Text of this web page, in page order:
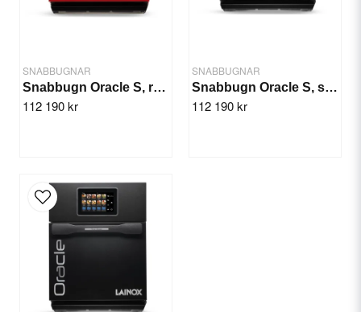
SNABBUGNAR
Snabbugn Oracle S, röd ORACRS
112 190 kr
SNABBUGNAR
Snabbugn Oracle S, svart ORACBS
112 190 kr
Mått: (innermått) 310x320x180 mm